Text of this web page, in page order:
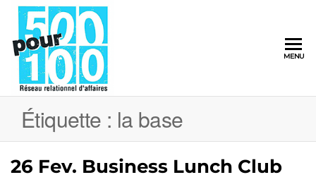
MENU
Étiquette : la base
26 Fev. Business Lunch Club